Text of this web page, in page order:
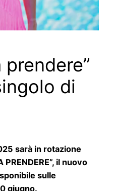
prendere”
di
sarà in rotazione
il nuovo
sulle
giugno.